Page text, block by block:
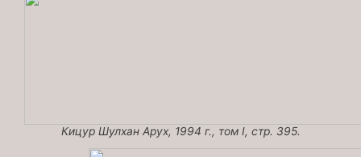
Кицур Шулхан Арух, 1994 г., том I, стр. 395.